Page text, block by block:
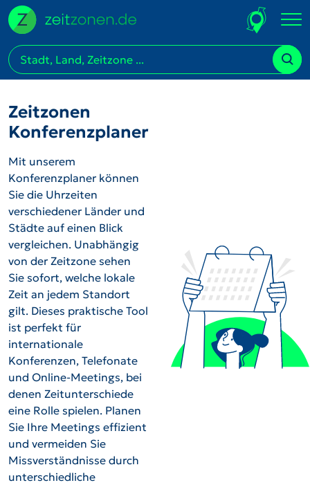
Zeitzonen
Konferenzplaner
Mit unserem
Konferenzplaner können
Sie die Uhrzeiten
verschiedener Länder und
Städte auf einen Blick
vergleichen. Unabhängig
von der Zeitzone sehen
Sie sofort, welche lokale
Zeit an jedem Standort
gilt. Dieses praktische Tool
ist perfekt für
internationale
Konferenzen, Telefonate
und Online-Meetings, bei
denen Zeitunterschiede
eine Rolle spielen. Planen
Sie Ihre Meetings effizient
und vermeiden Sie
Missverständnisse durch
unterschiedliche